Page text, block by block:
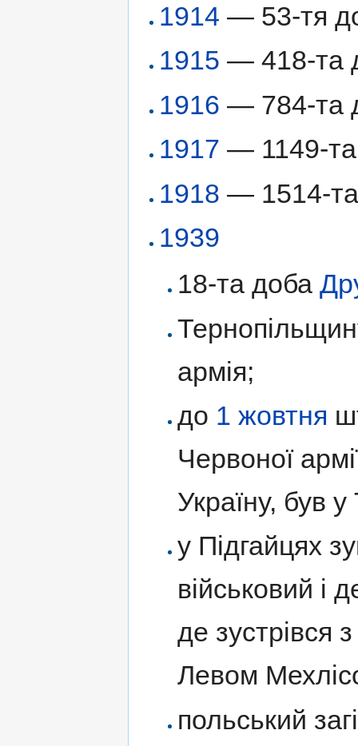
1914 — 53-тя
1915 — 418-та
1916 — 784-та
1917 — 1149-та
1918 — 1514-та
1939
18-та доба
армія;
до 1 жовтня
Червоної
Україну, був
у Підгайцях
військовий і
де зустрівся
Левом
польський